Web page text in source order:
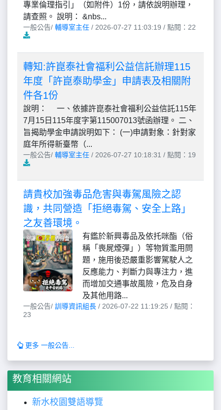
專業倫理指引」（如附件）1份，請依說明辦理，
請查照。 說明： &nbs...
一般公告/ 輔導室主任 / 2026-07-27 11:03:19 / 點閱：22
轉知:許崑泰社會福利公益信託辦理115
年度「許崑泰助學金」申請表及相關附
件各1份
說明： 一、依據許崑泰社會福利公益信託115年
7月15日115年度字第115007013號函辦理。 二、
旨揭助學金申請說明如下： (一)申請對象：針對家
庭年所得新臺幣（...
一般公告/ 輔導室主任 / 2026-07-27 10:18:31 / 點閱：19
請貴校加強毒品危害與毒駕風險之認
識，共同營造「拒絕毒駕、安全上路」
之友善環境。
有鑑於新興毒品及依托咪酯（俗
稱「喪屍煙彈」）等物質濫用問
題，施用後恐嚴重影響駕駛人之
反應能力、判斷力與專注力，進
而增加交通事故風險，危及自身
及其他用路...
一般公告/ 訓導資訊組長 / 2026-07-22 11:19:25 / 點閱：
23
更多 一般公告...
教育相關網站
新水校園雙語導覽